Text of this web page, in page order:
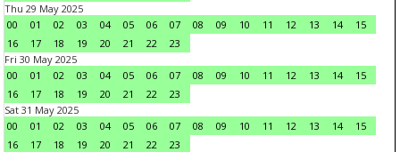
Thu 29 May 2025
00
01 02 03 04 05 06 07 08 09 10 11 12 13 14
15
16
17 18 19 20 21 22
23
Fri 30 May 2025
00
01 02 03 04 05 06 07 08 09 10 11 12 13 14
15
16
17 18 19 20 21 22
23
Sat 31 May 2025
00
01 02 03 04 05 06 07 08 09 10 11 12 13 14
15
16
17 18 19 20 21 22
23